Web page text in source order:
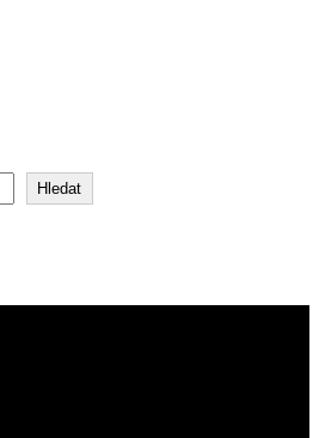
Hledat